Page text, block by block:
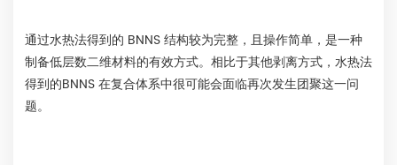
通过水热法得到的 BNNS 结构较为完整，且操作简单，是一种
制备低层数二维材料的有效方式。相比于其他剥离方式，水热法
得到的BNNS 在复合体系中很可能会面临再次发生团聚这一问
题。